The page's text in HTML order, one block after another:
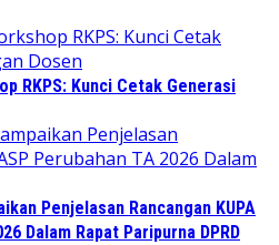
RKPS: Kunci Cetak Generasi
Penjelasan Rancangan KUPA
Dalam Rapat Paripurna DPRD